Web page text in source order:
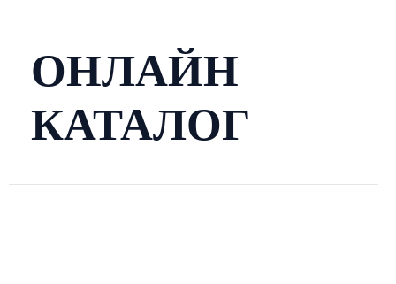
ОНЛАЙН
КАТАЛОГ